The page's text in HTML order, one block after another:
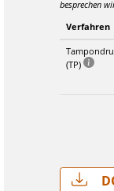
besprechen
Verfahren
(TP)